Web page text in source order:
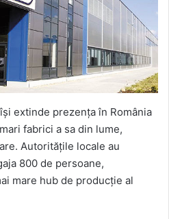
extinde prezența în România
fabrici a sa din lume,
Autoritățile locale au
800 de persoane,
mare hub de producție al